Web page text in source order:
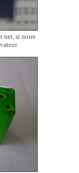
net, si notre